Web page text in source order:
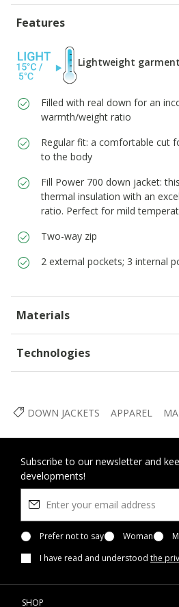
Features
Lightweight
Filled with real down for an
warmth/weight ratio
Regular fit: a comfortable cut
to the body
Fill Power 700 down jacket:
thermal insulation with an
ratio. Perfect for mild
Two-way zip
2 external pockets; 3 internal
Materials
Technologies
DOWN JACKETS APPAREL
Subscribe to our newsletter and
developments!
Prefer not to say Woman
I have read and understood the
SHOP